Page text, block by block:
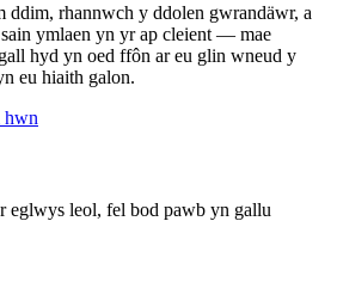
ddim, rhannwch y ddolen gwrandäwr, a
ymlaen yn yr ap cleient — mae
hyd yn oed ffôn ar eu glin wneud y
eu hiaith galon.
hwn
eglwys leol, fel bod pawb yn gallu